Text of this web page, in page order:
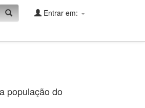
Entrar em:
população do